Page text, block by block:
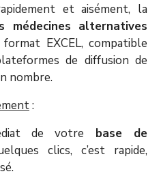
et aisément, la
médecines alternatives
EXCEL, compatible
de diffusion de
nombre.
:
de votre base de
clics, c’est rapide,